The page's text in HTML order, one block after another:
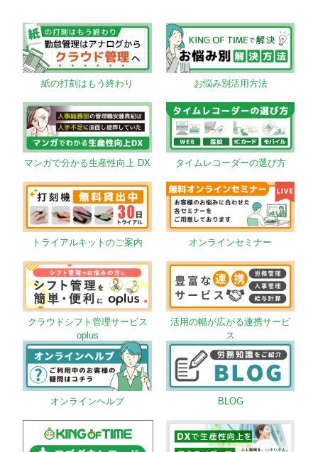
紙の打刻はもう終わり お悩み別活用方法
マンガで分かる生産性向上 DX タイムレコーダーの選び方
トライアルキットのご案内 オンラインセミナー
クラウドシフト管理サービス
oplus
活用の幅が広がる連携サービ
ス
オンラインヘルプ BLOG